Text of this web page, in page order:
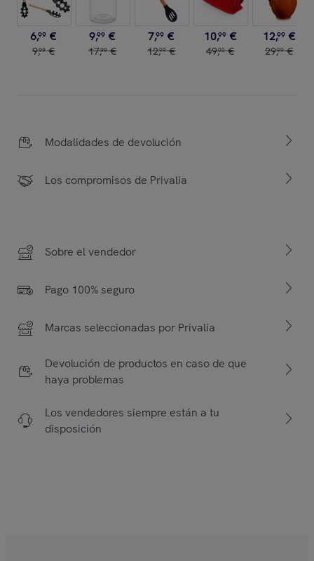
6,99 €
9,99 €
9,99 €
17,99 €
7,99 €
12,99 €
10,99 €
49,00 €
12,99 €
29,99 €
Modalidades de devolución
Los compromisos de Privalia
Sobre el vendedor
Pago 100% seguro
Marcas seleccionadas por Privalia
Devolución de productos en caso de que
haya problemas
Los vendedores siempre están a tu
disposición